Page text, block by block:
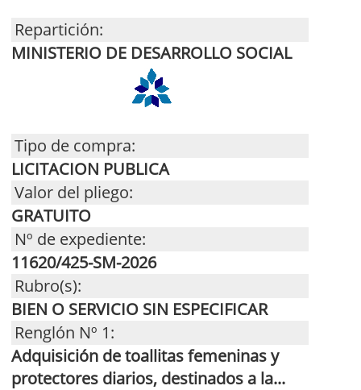
Repartición:
MINISTERIO DE DESARROLLO SOCIAL
Tipo de compra:
LICITACION PUBLICA
Valor del pliego:
GRATUITO
Nº de expediente:
11620/425-SM-2026
Rubro(s):
BIEN O SERVICIO SIN ESPECIFICAR
Renglón Nº 1:
Adquisición de toallitas femeninas y
protectores diarios, destinados a la...